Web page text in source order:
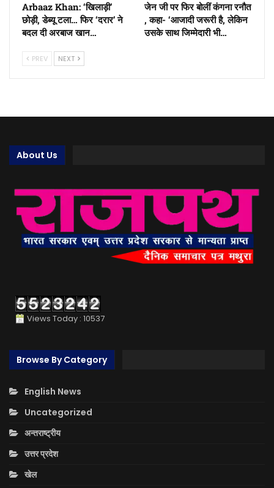
Arbaaz Khan: ‘खिलाड़ी’
छोड़ी, डेब्यू टला… फिर ‘दरार’ ने
बदल दी अरबाज खान…
जेन जी पर फिर बोलीं कंगना रनौत
, कहा- ‘आजादी जरूरी है, लेकिन
उसके साथ जिम्मेदारी भी…
PREV NEXT
About Us
Views Today : 10537
Browse By Category
English News
Uncategorized
अन्तराष्ट्रीय
उत्तर प्रदेश
खेल